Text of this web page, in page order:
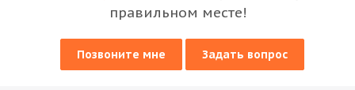
правильном месте!
Позвоните мне Задать вопрос